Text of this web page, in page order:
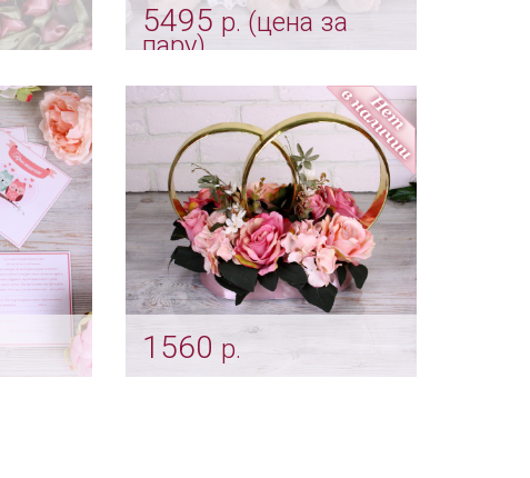
5495 р. (цена за
пару)
Свадебные медвежата -
мишки
Арт: mel_0025
1560 р.